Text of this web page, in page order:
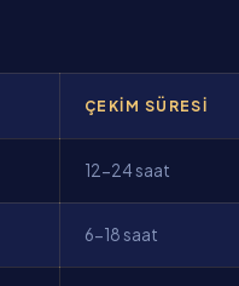
ÇEKIM SÜRESI
12-24 saat
6-18 saat